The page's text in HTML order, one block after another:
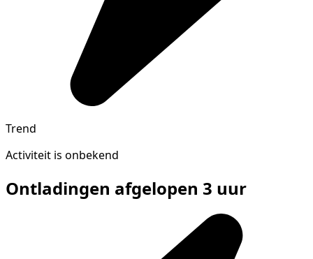
Trend
Activiteit is onbekend
Ontladingen afgelopen 3 uur